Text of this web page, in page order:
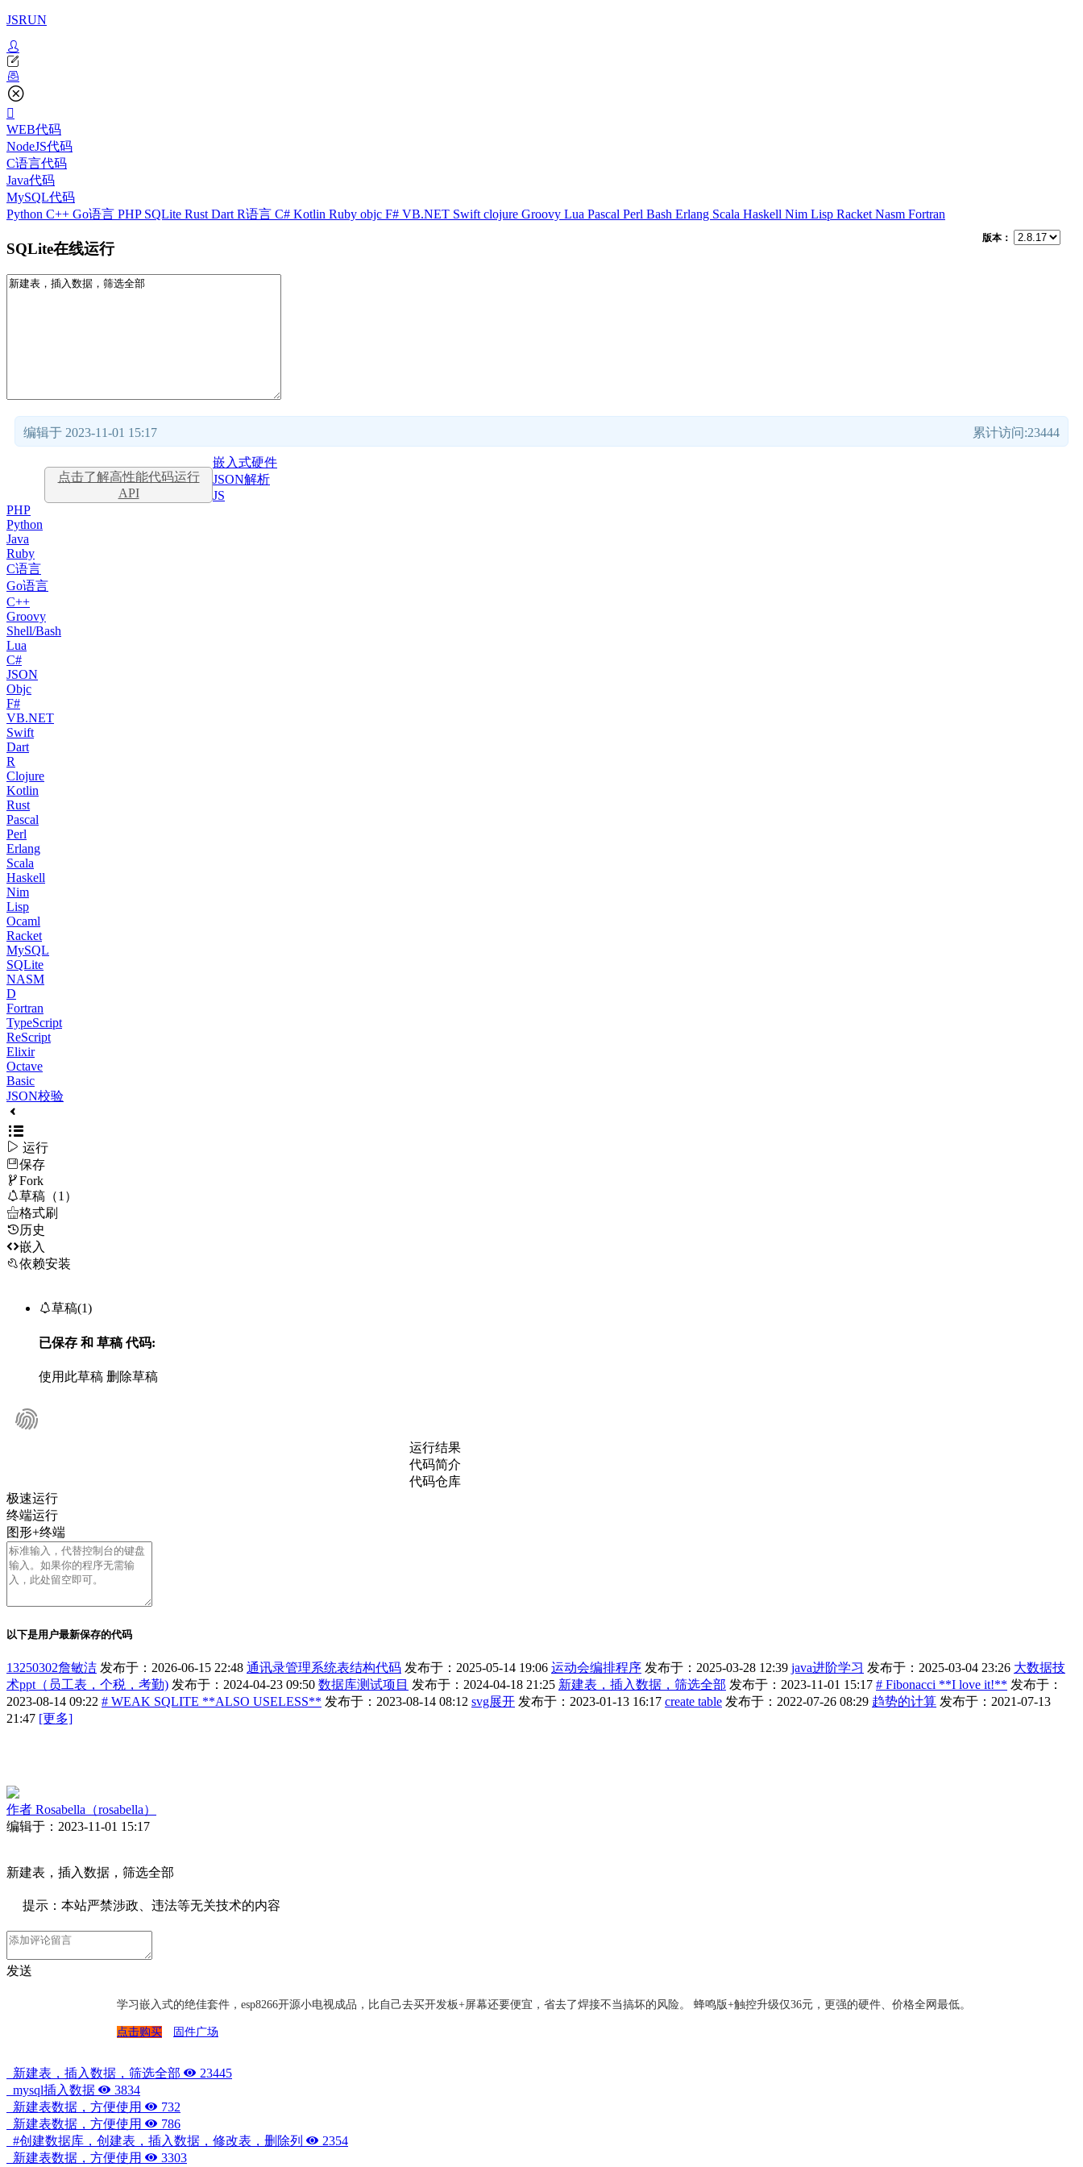
JSRUN
WEB代码
NodeJS代码
C语言代码
Java代码
MySQL代码
Python C++ Go语言 PHP SQLite Rust Dart R语言 C# Kotlin Ruby objc F# VB.NET Swift clojure Groovy Lua Pascal Perl Bash Erlang Scala Haskell Nim Lisp Racket Nasm Fortran
SQLite在线运行
版本：
编辑于 2023-11-01 15:17 累计访问:23444
点击了解高性能代码运行
API
嵌入式硬件
JSON解析
JS
PHP
Python
Java
Ruby
C语言
Go语言
C++
Groovy
Shell/Bash
Lua
C#
JSON
Objc
F#
VB.NET
Swift
Dart
R
Clojure
Kotlin
Rust
Pascal
Perl
Erlang
Scala
Haskell
Nim
Lisp
Ocaml
Racket
MySQL
SQLite
NASM
D
Fortran
TypeScript
ReScript
Elixir
Octave
Basic
JSON校验
 运行
保存
Fork
草稿（1）
格式刷
历史
嵌入
依赖安装
草稿(1)
已保存 和 草稿代码:
使用此草稿 删除草稿
运行结果
代码简介
代码仓库
极速运行
终端运行
图形+终端
以下是用户最新保存的代码
13250302詹敏洁 发布于：2026-06-15 22:48 通讯录管理系统表结构代码 发布于：2025-05-14 19:06 运动会编排程序 发布于：2025-03-28 12:39 java进阶学习 发布于：2025-03-04 23:26 大数据技
术ppt（员工表，个税，考勤) 发布于：2024-04-23 09:50 数据库测试项目 发布于：2024-04-18 21:25 新建表，插入数据，筛选全部 发布于：2023-11-01 15:17 # Fibonacci **I love it!** 发布于：
2023-08-14 09:22 # WEAK SQLITE **ALSO USELESS** 发布于：2023-08-14 08:12 svg展开 发布于：2023-01-13 16:17 create table 发布于：2022-07-26 08:29 趋势的计算 发布于：2021-07-13
21:47 [更多]
作者 Rosabella（rosabella）
编辑于：2023-11-01 15:17
新建表，插入数据，筛选全部
提示：本站严禁涉政、违法等无关技术的内容
发送
学习嵌入式的绝佳套件，esp8266开源小电视成品，比自己去买开发板+屏幕还要便宜，省去了焊接不当搞坏的风险。 蜂鸣版+触控升级仅36元，更强的硬件、价格全网最低。
点击购买 固件广场
新建表，插入数据，筛选全部
23445
mysql插入数据
3834
新建表数据，方便使用
732
新建表数据，方便使用
786
#创建数据库，创建表，插入数据，修改表，删除列
2354
新建表数据，方便使用
3303